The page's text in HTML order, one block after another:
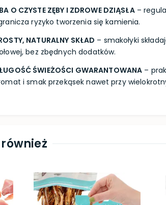
O CZYSTE ZĘBY I ZDROWE DZIĄSŁA–
ryzyko tworzenia się kamienia.
NATURALNY SKŁAD – smakołyki
bez zbędnych dodatków.
ŚWIEŻOŚCI GWARANTOWANA –
i smak przekąsek nawet przy